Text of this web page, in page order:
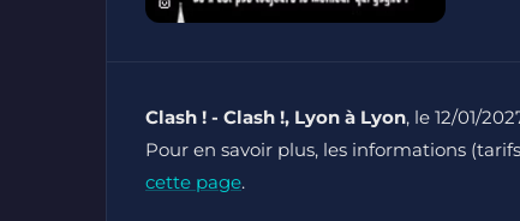
Clash ! - Clash !, Lyon à Lyon, le 12/01/
Pour en savoir plus, les informations
cette page.